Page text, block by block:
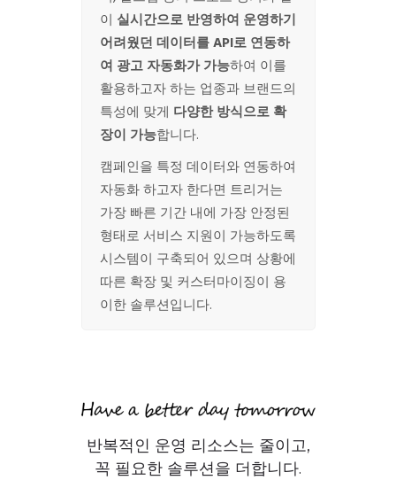
이 실시간으로 반영하여 운영하기
어려웠던 데이터를API로 연동하
여 광고 자동화가 가능하여 이를
활용하고자 하는 업종과 브랜드의
특성에 맞게 다양한 방식으로 확
장이 가능합니다.
캠페인을 특정 데이터와 연동하여
자동화 하고자 한다면 트리거는
가장 빠른 기간 내에 가장 안정된
형태로 서비스 지원이 가능하도록
시스템이 구축되어 있으며 상황에
따른 확장 및 커스터마이징이 용
이한 솔루션입니다.
반복적인 운영 리소스는 줄이고,
꼭 필요한 솔루션을 더합니다.